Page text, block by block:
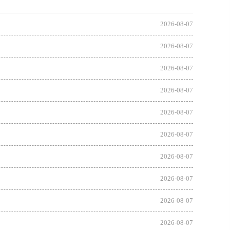
2026-08-07
2026-08-07
2026-08-07
2026-08-07
2026-08-07
2026-08-07
2026-08-07
2026-08-07
2026-08-07
2026-08-07